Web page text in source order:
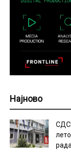
Најново